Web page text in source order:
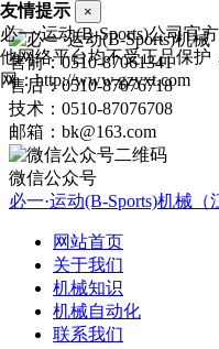
售前：0510-87061341
售后：0510-87076718
技术：0510-87076708
邮箱：bk@163.com
微信公众号
必一·运动(B-Sports)机械（
网站首页
关于我们
机械知识
机械自动化
联系我们
友情提示 ×
必一·运动(B-Sports)公司官
他网络平台均不受正品保护
网：http://www.gzyxt.com